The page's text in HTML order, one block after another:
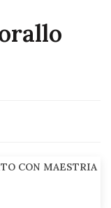
CON MAESTRIA